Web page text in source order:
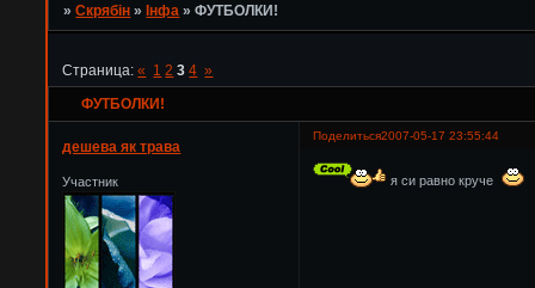
»Скрябін »Інфа »ФУТБОЛКИ!
ФУТБОЛКИ!
Страница:« 1 2 3 4 »
Поделиться2007-05-17 23:55:44
дешева як трава
Участник я си равно круче